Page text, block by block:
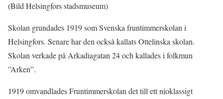
(Bild Helsingfors stadsmuseum)
Skolan grundades 1919 som Svenska fruntimmerskolan i
Helsingfors. Senare har den också kallats Ottelinska skolan.
Skolan verkade på Arkadiagatan 24 och kallades i folkmun
”Arken”.
1919 omvandlades Fruntimmerskolan det till ett nioklassigt